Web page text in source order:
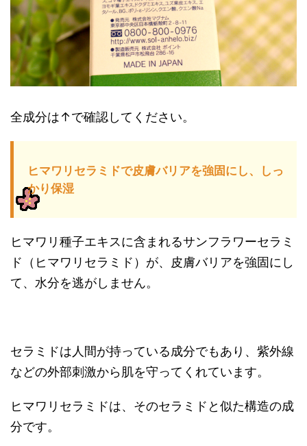
全成分は↑で確認してください。
ヒマワリセラミドで皮膚バリアを強固にし、しっ
かり保湿
ヒマワリ種子エキスに含まれるサンフラワーセラミ
ド（ヒマワリセラミド）が、皮膚バリアを強固にし
て、水分を逃がしません。
セラミドは人間が持っている成分でもあり、紫外線
などの外部刺激から肌を守ってくれています。
ヒマワリセラミドは、そのセラミドと似た構造の成
分です。